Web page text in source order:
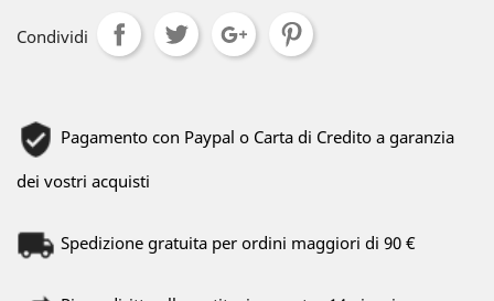
Condividi
Pagamento con Paypal o Carta di Credito a garanzia
dei vostri acquisti
Spedizione gratuita per ordini maggiori di 90 €